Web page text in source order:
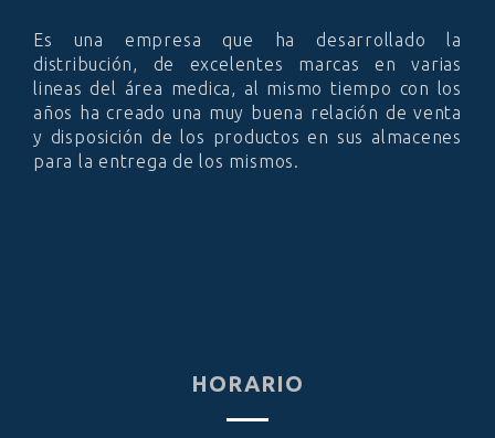
Es una empresa que ha desarrollado la
distribución, de excelentes marcas en varias
lineas del área medica, al mismo tiempo con los
años ha creado una muy buena relación de venta
y disposición de los productos en sus almacenes
para la entrega de los mismos.
HORARIO